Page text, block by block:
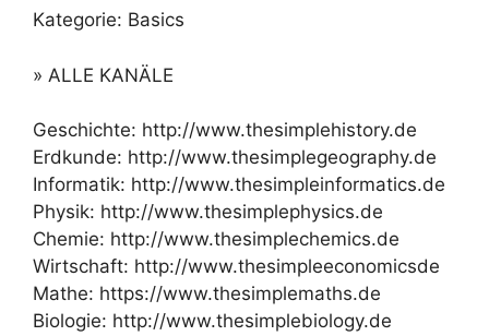
Kategorie: Basics
» ALLE KANÄLE
Geschichte: http://www.thesimplehistory.de
Erdkunde: http://www.thesimplegeography.de
Informatik: http://www.thesimpleinformatics.de
Physik: http://www.thesimplephysics.de
Chemie: http://www.thesimplechemics.de
Wirtschaft: http://www.thesimpleeconomicsde
Mathe: https://www.thesimplemaths.de
Biologie: http://www.thesimplebiology.de